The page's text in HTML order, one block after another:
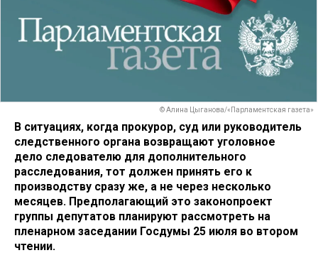
© Алина Цыганова/«Парламентская газета»
В ситуациях, когда прокурор, суд или руководитель
следственного органа возвращают уголовное
дело следователю для дополнительного
расследования, тот должен принять его к
производству сразу же, а не через несколько
месяцев. Предполагающий это законопроект
группы депутатов планируют рассмотреть на
пленарном заседании Госдумы 25 июля во втором
чтении.